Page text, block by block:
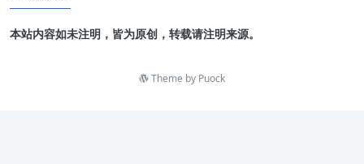
本站内容如未注明，皆为原创，转载请注明来源。
Theme by Puock